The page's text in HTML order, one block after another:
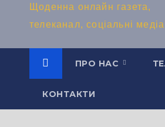
Щоденна онлайн газета,
телеканал, соціальні медіа
ПРО НАС
КОНТАКТИ